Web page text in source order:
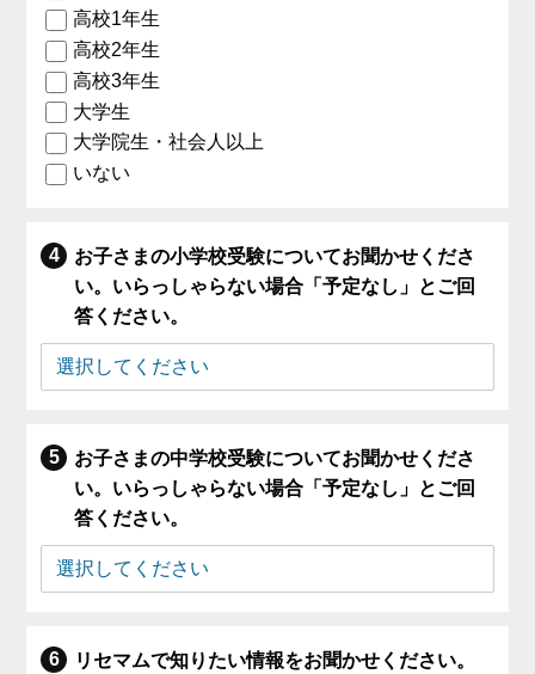
高校1年生
高校2年生
高校3年生
大学生
大学院生・社会人以上
いない
お子さまの小学校受験についてお聞かせくださ
い。いらっしゃらない場合「予定なし」とご回
答ください。
お子さまの中学校受験についてお聞かせくださ
い。いらっしゃらない場合「予定なし」とご回
答ください。
リセマムで知りたい情報をお聞かせください。